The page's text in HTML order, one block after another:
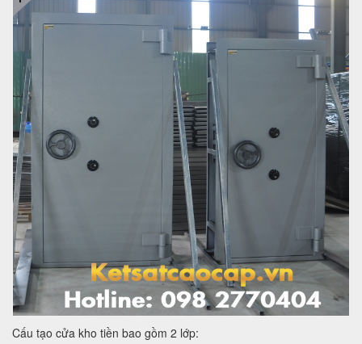
Cấu tạo cửa kho tiền bao gồm 2 lớp: